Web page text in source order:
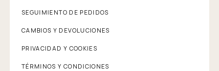
SEGUIMIENTO DE PEDIDOS
CAMBIOS Y DEVOLUCIONES
PRIVACIDAD Y COOKIES
TÉRMINOS Y CONDICIONES